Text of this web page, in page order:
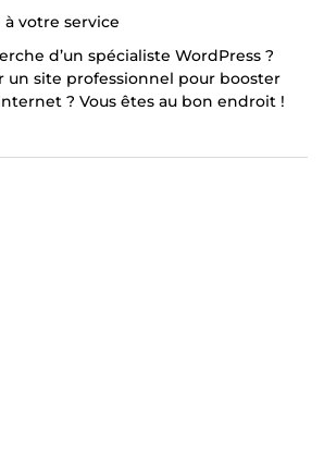
votre service
d’un spécialiste WordPress ?
un site professionnel pour booster
? Vous êtes au bon endroit !
maintenant 4 ans. Que cela soit
un site vitrine ou même un
disposition toute mon expertise